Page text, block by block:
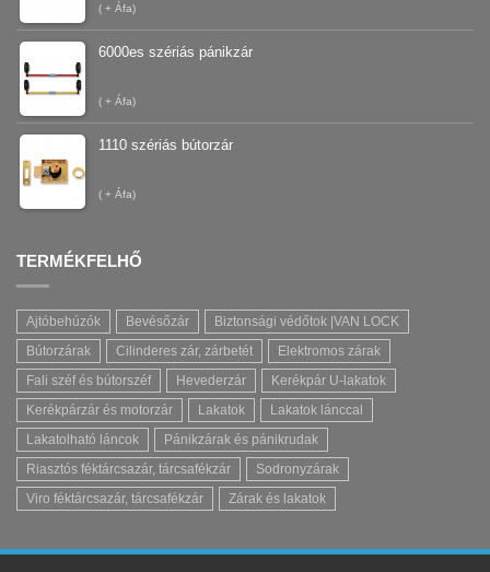
( + Áfa)
6000es szériás pánikzár
( + Áfa)
1110 szériás bútorzár
( + Áfa)
TERMÉKFELHŐ
Ajtóbehúzók Bevésőzár
Biztonsági védőtok |VAN LOCK
Bútorzárak
Cilinderes zár, zárbetét
Elektromos zárak
Fali széf és bútorszéf
Hevederzár
Kerékpár U-lakatok
Kerékpárzár és motorzár
Lakatok
Lakatok lánccal
Lakatolható láncok
Pánikzárak és pánikrudak
Riasztós féktárcsazár, tárcsafékzár
Sodronyzárak
Viro féktárcsazár, tárcsafékzár
Zárak és lakatok